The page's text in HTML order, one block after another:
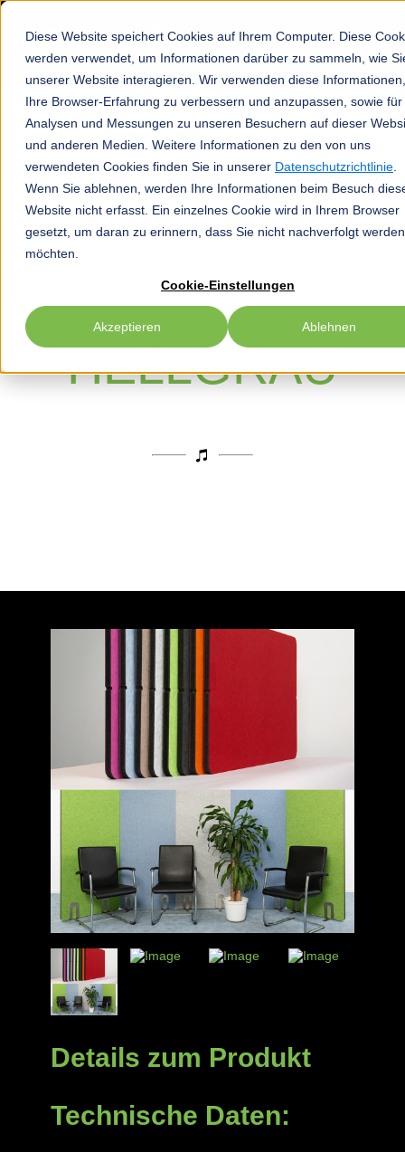
Diese Website speichert Cookies auf Ihrem Computer. Diese
werden verwendet, um Informationen darüber zu sammeln, wie
unserer Website interagieren. Wir verwenden diese
Ihre Browser-Erfahrung zu verbessern und anzupassen, sowie für
Analysen und Messungen zu unseren Besuchern auf dieser
und anderen Medien. Weitere Informationen zu den von uns
verwendeten Cookies finden Sie in unserer Datenschutzrichtlinie
Wenn Sie ablehnen, werden Ihre Informationen beim Besuch
Website nicht erfasst. Ein einzelnes Cookie wird in Ihrem Browser
gesetzt, um daran zu erinnern, dass Sie nicht nachverfolgt werden
möchten.
Cookie-Einstellungen
Akzeptieren Ablehnen
SONI
1800X400X25
HELLGRAU
Details zum Produkt
Technische Daten: